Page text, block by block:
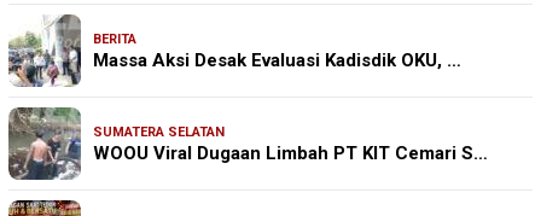
BERITA
Massa Aksi Desak Evaluasi Kadisdik OKU, …
SUMATERA SELATAN
WOOU Viral Dugaan Limbah PT KIT Cemari S…